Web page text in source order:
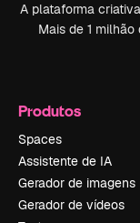
A plataforma
Mais de 1
Produtos
Spaces
Assistente de IA
Gerador de imagens
Gerador de vídeos